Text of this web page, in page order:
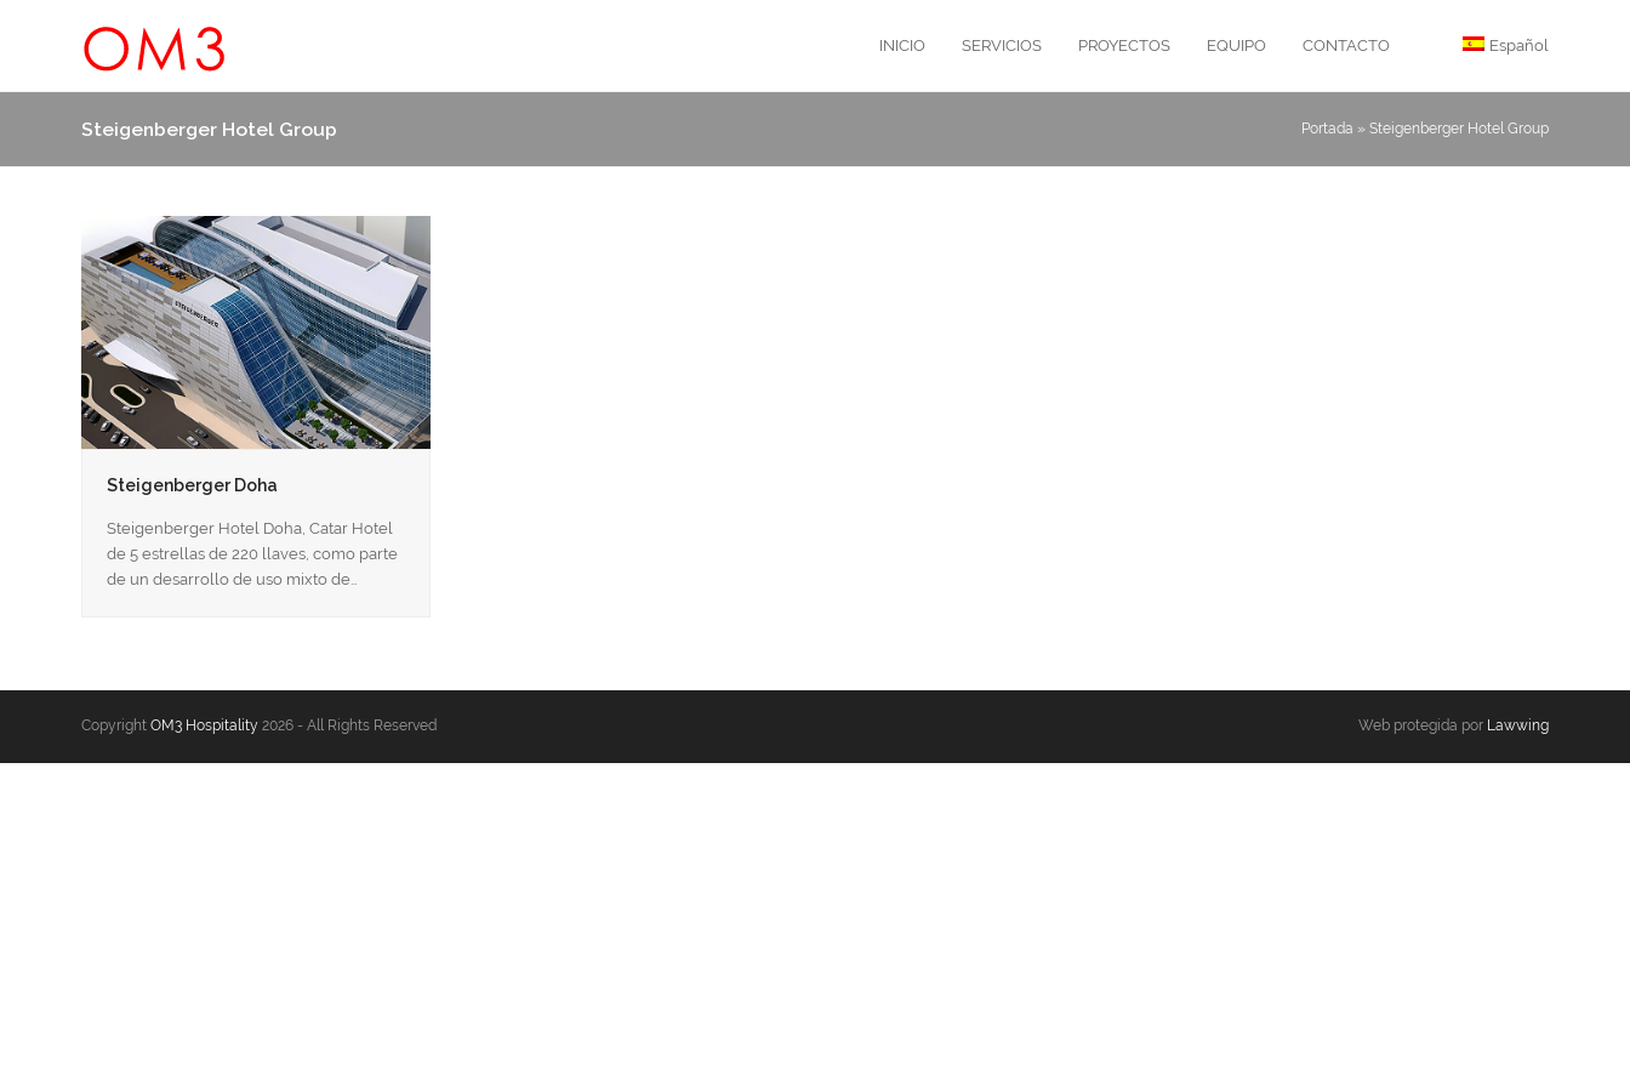
INICIO SERVICIOS PROYECTOS EQUIPO CONTACTO Español
Steigenberger Hotel Group Portada » Steigenberger Hotel Group
Steigenberger Doha
Steigenberger Hotel Doha, Catar Hotel
de 5 estrellas de 220 llaves, como parte
de un desarrollo de uso mixto de…
CopyrightOM3 Hospitality 2026 - All Rights Reserved Web protegida por Lawwing